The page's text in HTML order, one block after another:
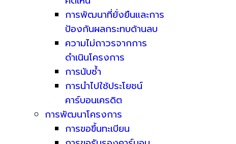
การพัฒนาที่ยั่งยืนและการ
ป้องกันผลกระทบด้านลบ
ความไม่ถาวรจากการ
ดำเนินโครงการ
การนับซ้ำ
การนำไปใช้ประโยชน์
คาร์บอนเครดิต
การพัฒนาโครงการ
การขอขึ้นทะเบียน